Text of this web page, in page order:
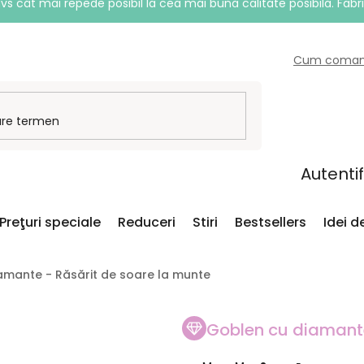
cât mai repede posibil la cea mai bună calitate posibilă.
Cum
Preţuri speciale Reduceri Stiri Bestsellers Idei
- Răsărit de soare la munte
Goblen cu